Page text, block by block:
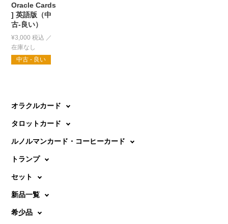
Oracle Cards
] 英語版（中
古-良い）
¥3,000 税込
中古 - 良い
オラクルカード
タロットカード
ルノルマンカード・コーヒーカード
トランプ
セット
新品一覧
希少品